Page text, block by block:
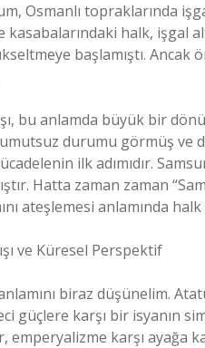
Osmanlı topraklarında
halk, işgal
başlamıştı.
bu anlamda büyük bir
durumu görmüş ve
ilk adımıdır.
Hatta zaman zaman
ateşlemesi anlamında
ve Küresel Perspektif
biraz düşünelim.
güçlere karşı bir isyanın
karşı ayağa